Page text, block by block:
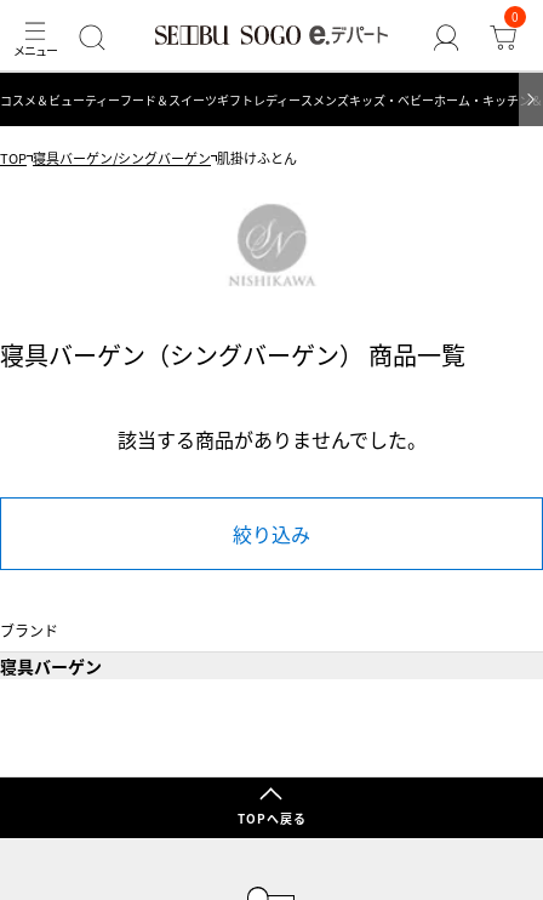
0
コスメ＆ビューティーフード＆スイーツギフト レディース メンズキッズ・ベビーホーム・キッチン
TOP 寝具バーゲン/シングバーゲン 肌掛けふとん
寝具バーゲン（シングバーゲン） 商品一覧
該当する商品がありませんでした。
絞り込み
ブランド
寝具バーゲン
TOPへ戻る